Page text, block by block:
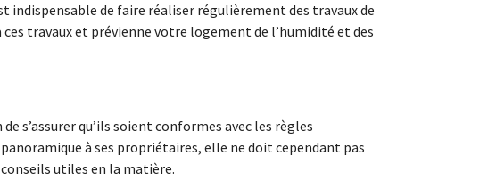
indispensable de faire réaliser régulièrement des travaux de
ces travaux et prévienne votre logement de l’humidité et des
s’assurer qu’ils soient conformes avec les règles
à ses propriétaires, elle ne doit cependant pas
utiles en la matière.